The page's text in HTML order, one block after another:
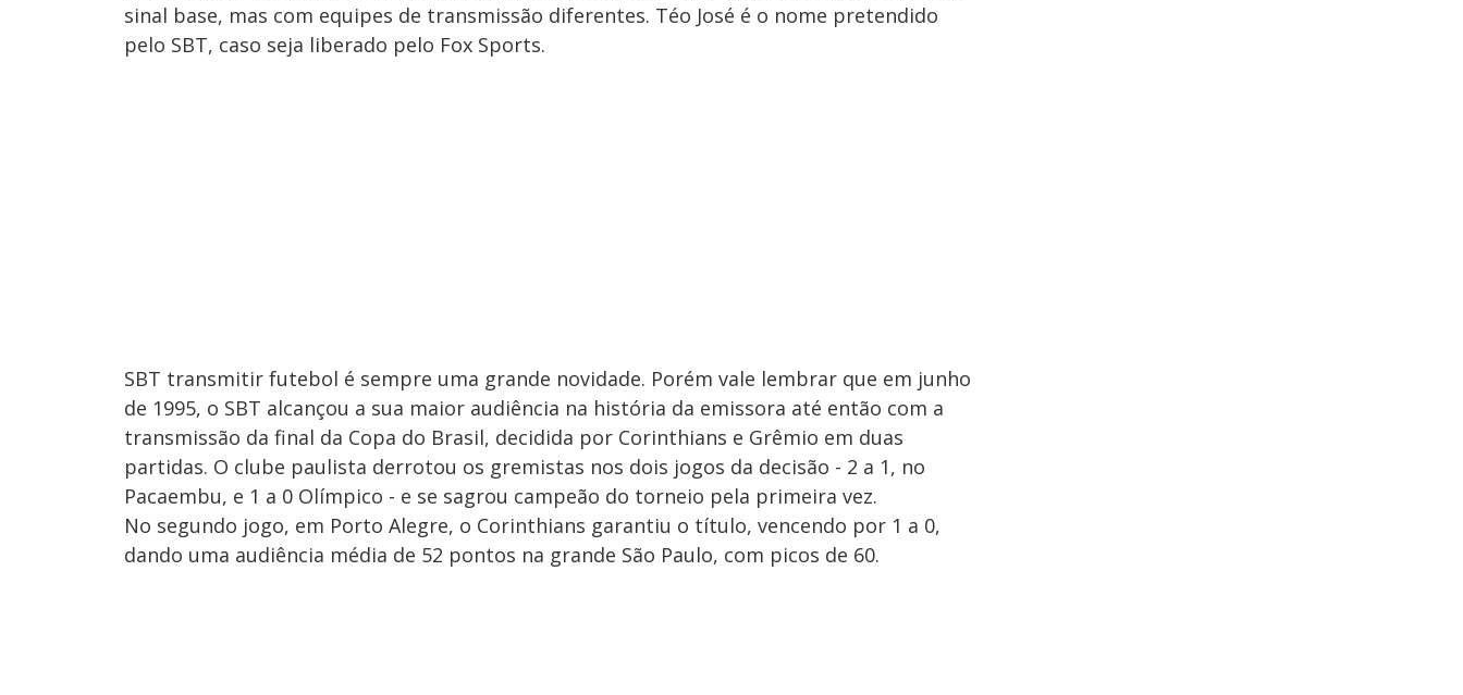
sinal base, mas com equipes de transmissão diferentes. Téo José é o nome pretendido
pelo SBT, caso seja liberado pelo Fox Sports.
SBT transmitir futebol é sempre uma grande novidade. Porém vale lembrar que em junho
de 1995, o SBT alcançou a sua maior audiência na história da emissora até então com a
transmissão da final da Copa do Brasil, decidida por Corinthians e Grêmio em duas
partidas. O clube paulista derrotou os gremistas nos dois jogos da decisão - 2 a 1, no
Pacaembu, e 1 a 0 Olímpico - e se sagrou campeão do torneio pela primeira vez.
No segundo jogo, em Porto Alegre, o Corinthians garantiu o título, vencendo por 1 a 0,
dando uma audiência média de 52 pontos na grande São Paulo, com picos de 60.